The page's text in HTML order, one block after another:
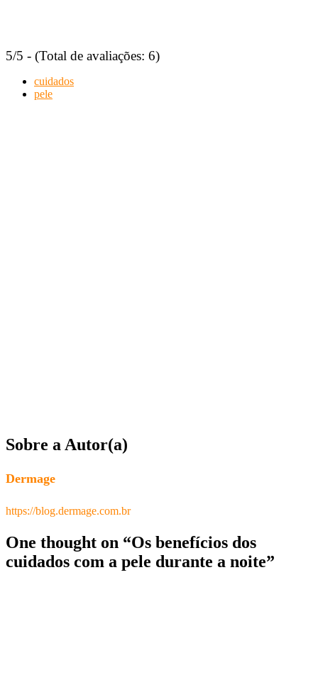
5/5 - (Total de avaliações: 6)
cuidados
pele
Sobre a Autor(a)
Dermage
https://blog.dermage.com.br
One thought on “Os benefícios dos
cuidados com a pele durante a noite”